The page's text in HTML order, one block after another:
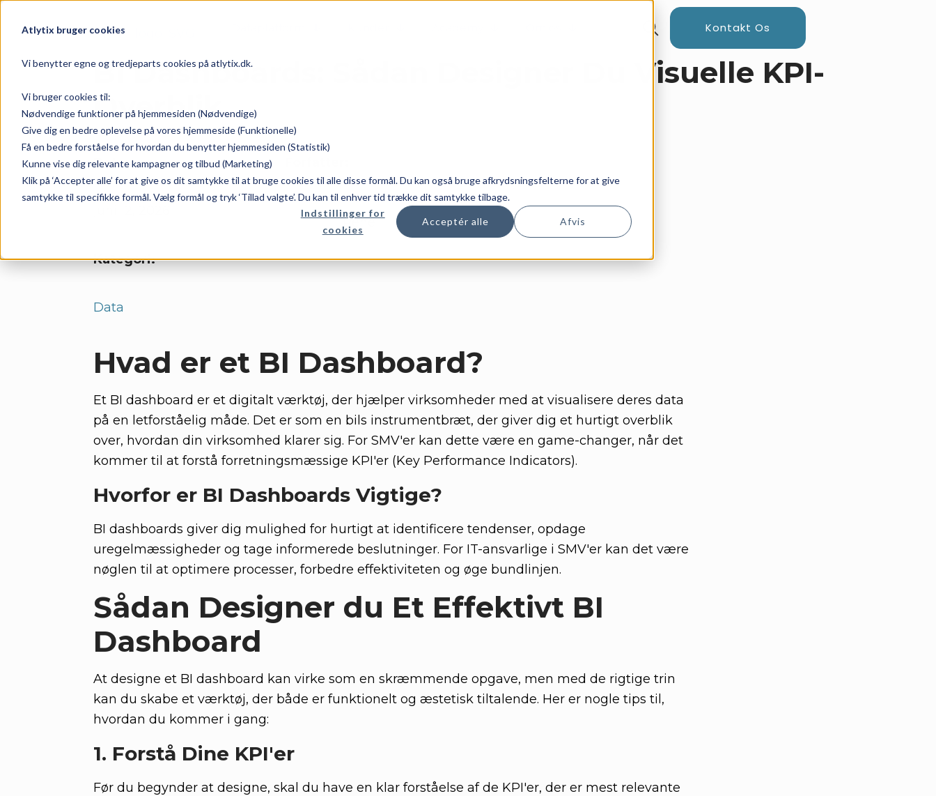
Atlytix bruger cookies
Vi benytter egne og tredjeparts cookies på atlytix.dk.
Vi bruger cookies til:
Nødvendige funktioner på hjemmesiden (Nødvendige)
Give dig en bedre oplevelse på vores hjemmeside (Funktionelle)
Få en bedre forståelse for hvordan du benytter hjemmesiden (Statistik)
Kunne vise dig relevante kampagner og tilbud (Marketing)
Klik på ‘Accepter alle’ for at give os dit samtykke til at bruge cookies til alle disse formål. Du kan også bruge afkrydsningsfelterne for at give
samtykke til specifikke formål. Vælg formål og tryk ‘Tillad valgte’. Du kan til enhver tid trække dit samtykke tilbage.
Indstillinger for
cookies
Acceptér alle Afvis
Kontakt Os
BI Dashboards: Sådan Designer Du Visuelle KPI-
Overblik
Dato:
Kategori:
Data
Rene
Hvad er et BI Dashboard?
Et BI dashboard er et digitalt værktøj, der hjælper virksomheder med at visualisere deres data
på en letforståelig måde. Det er som en bils instrumentbræt, der giver dig et hurtigt overblik
over, hvordan din virksomhed klarer sig. For SMV'er kan dette være en game-changer, når det
kommer til at forstå forretningsmæssige KPI'er (Key Performance Indicators).
Hvorfor er BI Dashboards Vigtige?
BI dashboards giver dig mulighed for hurtigt at identificere tendenser, opdage
uregelmæssigheder og tage informerede beslutninger. For IT-ansvarlige i SMV'er kan det være
nøglen til at optimere processer, forbedre effektiviteten og øge bundlinjen.
Sådan Designer du Et Effektivt BI
Dashboard
At designe et BI dashboard kan virke som en skræmmende opgave, men med de rigtige trin
kan du skabe et værktøj, der både er funktionelt og æstetisk tiltalende. Her er nogle tips til,
hvordan du kommer i gang:
1. Forstå Dine KPI'er
Før du begynder at designe, skal du have en klar forståelse af de KPI'er, der er mest relevante